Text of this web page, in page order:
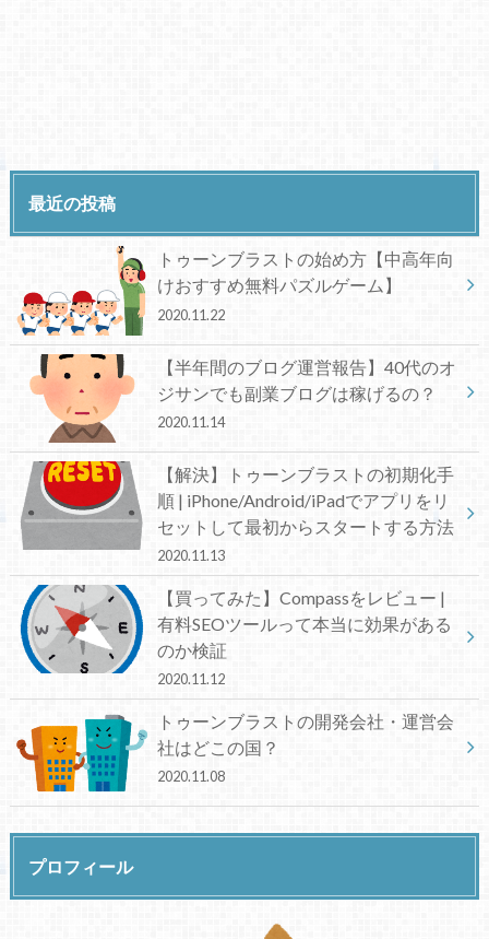
最近の投稿
トゥーンブラストの始め方【中高年向
けおすすめ無料パズルゲーム】
2020.11.22
【半年間のブログ運営報告】40代のオ
ジサンでも副業ブログは稼げるの？
2020.11.14
【解決】トゥーンブラストの初期化手
順 | iPhone/Android/iPadでアプリをリ
セットして最初からスタートする方法
2020.11.13
【買ってみた】Compassをレビュー |
有料SEOツールって本当に効果がある
のか検証
2020.11.12
トゥーンブラストの開発会社・運営会
社はどこの国？
2020.11.08
プロフィール